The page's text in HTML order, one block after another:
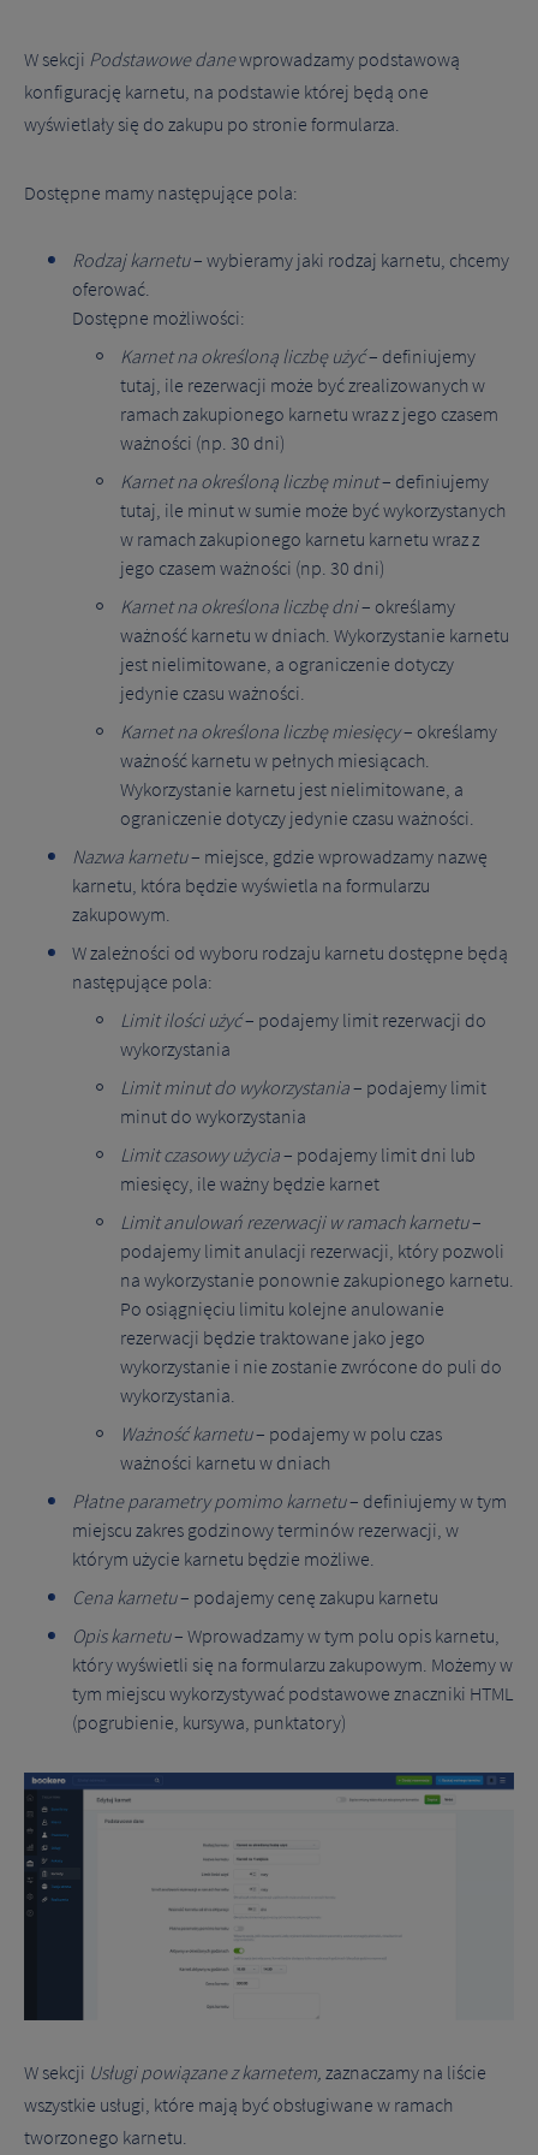
W sekcji Podstawowe danewprowadzamy podstawową
konfigurację karnetu, na podstawie której będą one
wyświetlały się do zakupu po stronie formularza.
Dostępne mamy następujące pola:
Rodzaj karnetu– wybieramy jaki rodzaj karnetu, chcemy
oferować.
Dostępne możliwości:
Karnet na określoną liczbę użyć– definiujemy
tutaj, ile rezerwacji może być zrealizowanych w
ramach zakupionego karnetu wraz z jego czasem
ważności (np. 30 dni)
Karnet na określoną liczbę minut– definiujemy
tutaj, ile minut w sumie może być wykorzystanych
w ramach zakupionego karnetu karnetu wraz z
jego czasem ważności (np. 30 dni)
Karnet na określona liczbę dni– określamy
ważność karnetu w dniach. Wykorzystanie karnetu
jest nielimitowane, a ograniczenie dotyczy
jedynie czasu ważności.
Karnet na określona liczbę miesięcy– określamy
ważność karnetu w pełnych miesiącach.
Wykorzystanie karnetu jest nielimitowane, a
ograniczenie dotyczy jedynie czasu ważności.
Nazwa karnetu– miejsce, gdzie wprowadzamy nazwę
karnetu, która będzie wyświetla na formularzu
zakupowym.
W zależności od wyboru rodzaju karnetu dostępne będą
następujące pola:
Limit ilości użyć– podajemy limit rezerwacji do
wykorzystania
Limit minut do wykorzystania– podajemy limit
minut do wykorzystania
Limit czasowy użycia– podajemy limit dni lub
miesięcy, ile ważny będzie karnet
Limit anulowań rezerwacji w ramach karnetu–
podajemy limit anulacji rezerwacji, który pozwoli
na wykorzystanie ponownie zakupionego karnetu.
Po osiągnięciu limitu kolejne anulowanie
rezerwacji będzie traktowane jako jego
wykorzystanie i nie zostanie zwrócone do puli do
wykorzystania.
Ważność karnetu– podajemy w polu czas
ważności karnetu w dniach
Płatne parametry pomimo karnetu– definiujemy w tym
miejscu zakres godzinowy terminów rezerwacji, w
którym użycie karnetu będzie możliwe.
Cena karnetu– podajemy cenę zakupu karnetu
Opis karnetu– Wprowadzamy w tym polu opis karnetu,
który wyświetli się na formularzu zakupowym. Możemy w
tym miejscu wykorzystywać podstawowe znaczniki HTML
(pogrubienie, kursywa, punktatory)
W sekcji Usługi powiązane z karnetem, zaznaczamy na liście
wszystkie usługi, które mają być obsługiwane w ramach
tworzonego karnetu.